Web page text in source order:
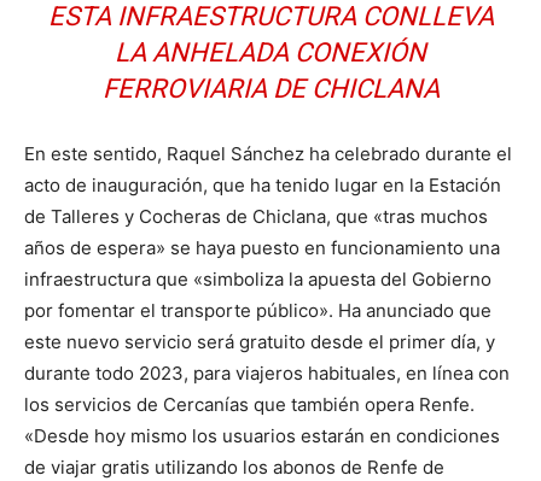
ESTA INFRAESTRUCTURA CONLLEVA
LA ANHELADA CONEXIÓN
FERROVIARIA DE CHICLANA
En este sentido, Raquel Sánchez ha celebrado durante el
acto de inauguración, que ha tenido lugar en la Estación
de Talleres y Cocheras de Chiclana, que «tras muchos
años de espera» se haya puesto en funcionamiento una
infraestructura que «simboliza la apuesta del Gobierno
por fomentar el transporte público». Ha anunciado que
este nuevo servicio será gratuito desde el primer día, y
durante todo 2023, para viajeros habituales, en línea con
los servicios de Cercanías que también opera Renfe.
«Desde hoy mismo los usuarios estarán en condiciones
de viajar gratis utilizando los abonos de Renfe de